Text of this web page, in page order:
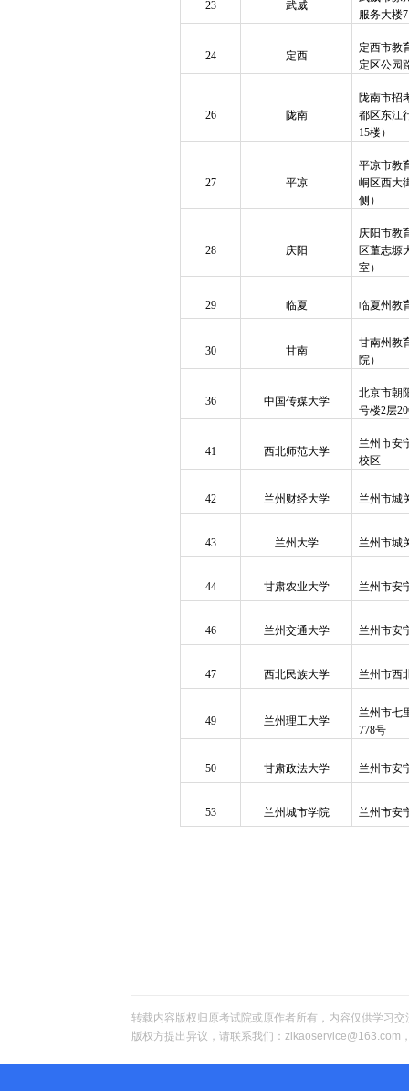
23 武威
服务大楼
24 定西
定西市教
定区公园
26 陇南
陇南市招
都区东江
15楼）
27 平凉
平凉市教
峒区西大
侧）
28 庆阳
庆阳市教
区董志塬
室）
29 临夏 临夏州教
30 甘南
甘南州教
院）
36 中国传媒大学
北京市朝
号楼2层
41 西北师范大学
兰州市安
校区
42 兰州财经大学 兰州市城
43 兰州大学 兰州市城
44 甘肃农业大学 兰州市安
46 兰州交通大学 兰州市安
47 西北民族大学 兰州市西
49 兰州理工大学
兰州市七
778号
50 甘肃政法大学 兰州市安
53 兰州城市学院 兰州市安
转载内容版权归原考试院或原作者所有，内容仅供学习
版权方提出异议，请联系我们：zikaoservice@163.com